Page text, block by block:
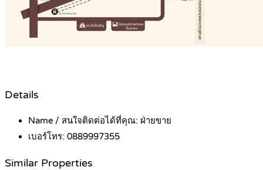
Details
Name / สนใจติดต่อได้ที่คุณ: ฝ่ายขาย
เบอร์โทร: 0889997355
Similar Properties